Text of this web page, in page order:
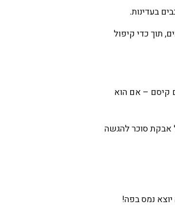
בעדינות.
תוך כדי קיפול
מראש למשך 35-40 דקות. בודקים עם קיסם – אם הוא
מעל אבקת סוכר להגשה
נמס בפה!